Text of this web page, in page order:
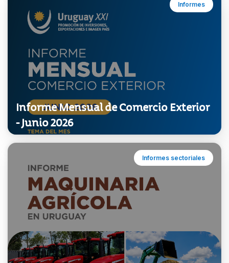
Informes
Informe Mensual de Comercio Exterior
- Junio 2026
Informes sectoriales